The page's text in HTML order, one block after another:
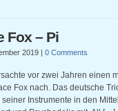
Fox – Pi
2019 | 0 Comments
vor zwei Jahren einen
Fox nach. Das deutsche
Instrumente in den